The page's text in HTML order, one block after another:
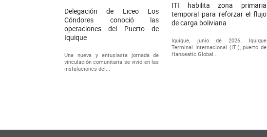
Delegación de Liceo Los
Cóndores conoció las
operaciones del Puerto de
Iquique
Una nueva y entusiasta jornada de
vinculación comunitaria se vivió en las
instalaciones del...
ITI habilita zona primaria
temporal para reforzar el flujo
de carga boliviana
Iquique, junio de 2026. Iquique
Terminal Internacional (ITI), puerto de
Hanseatic Global...